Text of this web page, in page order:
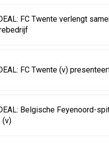
FC Twente verlengt
FC Twente (v)
Belgische Feyenoord-
(v)